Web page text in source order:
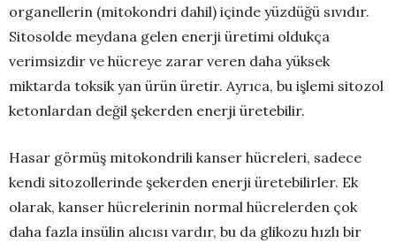
organellerin (mitokondri dahil) içinde yüzdüğü sıvıdır.
Sitosolde meydana gelen enerji üretimi oldukça
verimsizdir ve hücreye zarar veren daha yüksek
miktarda toksik yan ürün üretir. Ayrıca, bu işlemi sitozol
ketonlardan değil şekerden enerji üretebilir.
Hasar görmüş mitokondrili kanser hücreleri, sadece
kendi sitozollerinde şekerden enerji üretebilirler. Ek
olarak, kanser hücrelerinin normal hücrelerden çok
daha fazla insülin alıcısı vardır, bu da glikozu hızlı bir